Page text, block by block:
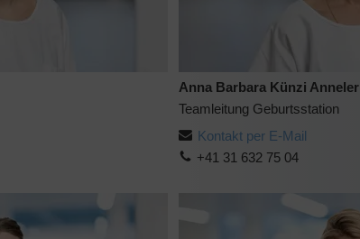
Anna Barbara Künzi Anneler
Teamleitung Geburtsstation
Kontakt per E-Mail
+41 31 632 75 04